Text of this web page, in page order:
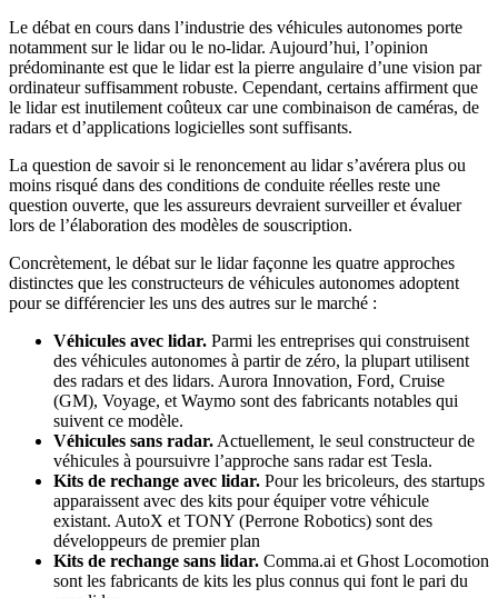
Le débat en cours dans l’industrie des véhicules autonomes porte
notamment sur le lidar ou le no-lidar. Aujourd’hui, l’opinion
prédominante est que le lidar est la pierre angulaire d’une vision par
ordinateur suffisamment robuste. Cependant, certains affirment que
le lidar est inutilement coûteux car une combinaison de caméras, de
radars et d’applications logicielles sont suffisants.
La question de savoir si le renoncement au lidar s’avérera plus ou
moins risqué dans des conditions de conduite réelles reste une
question ouverte, que les assureurs devraient surveiller et évaluer
lors de l’élaboration des modèles de souscription.
Concrètement, le débat sur le lidar façonne les quatre approches
distinctes que les constructeurs de véhicules autonomes adoptent
pour se différencier les uns des autres sur le marché :
Véhicules avec lidar. Parmi les entreprises qui construisent
des véhicules autonomes à partir de zéro, la plupart utilisent
des radars et des lidars. Aurora Innovation, Ford, Cruise
(GM), Voyage, et Waymo sont des fabricants notables qui
suivent ce modèle.
Véhicules sans radar. Actuellement, le seul constructeur de
véhicules à poursuivre l’approche sans radar est Tesla.
Kits de rechange avec lidar. Pour les bricoleurs, des startups
apparaissent avec des kits pour équiper votre véhicule
existant. AutoX et TONY (Perrone Robotics) sont des
développeurs de premier plan
Kits de rechange sans lidar. Comma.ai et Ghost Locomotion
sont les fabricants de kits les plus connus qui font le pari du